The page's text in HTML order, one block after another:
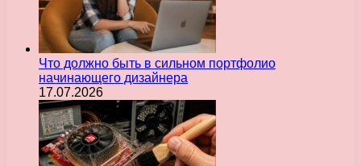
Что должно быть в сильном портфолио
начинающего дизайнера
17.07.2026